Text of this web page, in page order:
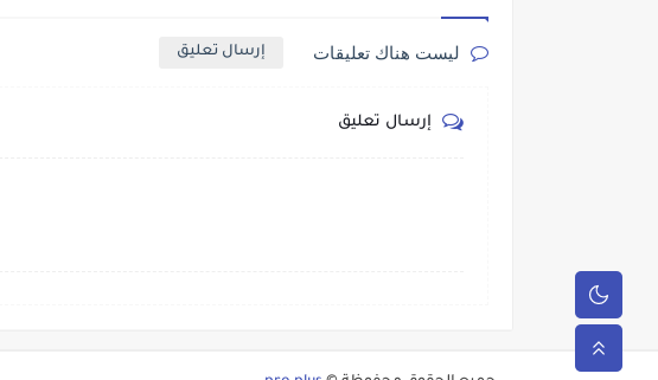
ليست هناك تعليقات إرسال تعليق
إرسال تعليق